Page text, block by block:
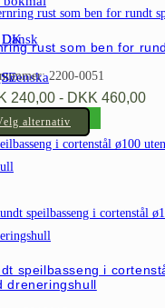
Dansk
Svenska
rust som ben for
2200-0051
240,00 - DKK 460,00
alternativ
produktet
varianter.
velges
speilbasseng i
dreneringshull